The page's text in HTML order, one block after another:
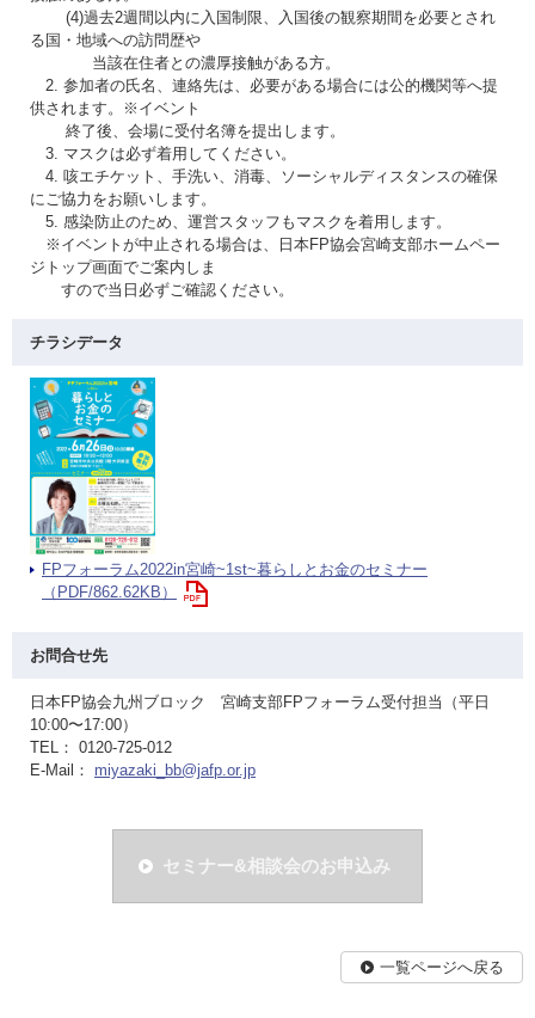
(4)過去2週間以内に入国制限、入国後の観察期間を必要とされ
る国・地域への訪問歴や
当該在住者との濃厚接触がある方。
2. 参加者の氏名、連絡先は、必要がある場合には公的機関等へ提
供されます。※イベント
終了後、会場に受付名簿を提出します。
3. マスクは必ず着用してください。
4. 咳エチケット、手洗い、消毒、ソーシャルディスタンスの確保
にご協力をお願いします。
5. 感染防止のため、運営スタッフもマスクを着用します。
※イベントが中止される場合は、日本FP協会宮崎支部ホームペー
ジトップ画面でご案内しま
すので当日必ずご確認ください。
チラシデータ
FPフォーラム2022in宮崎~1st~暮らしとお金のセミナー
（PDF/862.62KB）
お問合せ先
日本FP協会九州ブロック 宮崎支部FPフォーラム受付担当（平日
10:00〜17:00）
TEL： 0120-725-012
E-Mail： miyazaki_bb@jafp.or.jp
セミナー&相談会のお申込み
一覧ページへ戻る